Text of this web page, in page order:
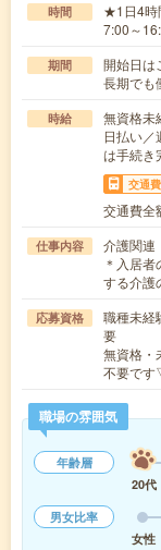
時間
★1日4時
7:00～
期間
開始日
長期でも
時給
無資格
日払い
は手続き
交通費
交通費全
仕事内容
介護関連
＊入居
する介護
応募資格
職種未経
要
無資格
不要で
職場の雰囲気
年齢層
20代
男女比率
女性